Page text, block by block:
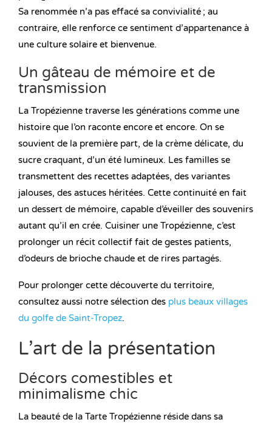
Sa renommée n’a pas effacé sa convivialité ; au
contraire, elle renforce ce sentiment d’appartenance à
une culture solaire et bienvenue.
Un gâteau de mémoire et de
transmission
La Tropézienne traverse les générations comme une
histoire que l’on raconte encore et encore. On se
souvient de la première part, de la crème délicate, du
sucre craquant, d’un été lumineux. Les familles se
transmettent des recettes adaptées, des variantes
jalouses, des astuces héritées. Cette continuité en fait
un dessert de mémoire, capable d’éveiller des souvenirs
autant qu’il en crée. Cuisiner une Tropézienne, c’est
prolonger un récit collectif fait de gestes patients,
d’odeurs de brioche chaude et de rires partagés.
Pour prolonger cette découverte du territoire,
consultez aussi notre sélection des plus beaux villages
du golfe de Saint-Tropez.
L’art de la présentation
Décors comestibles et
minimalisme chic
La beauté de la Tarte Tropézienne réside dans sa